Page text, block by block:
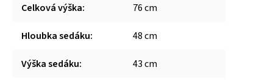
Celková výška: 76 cm
Hloubka sedáku: 48 cm
Výška sedáku: 43 cm